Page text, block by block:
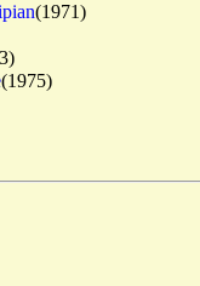
(1971)
(1975)